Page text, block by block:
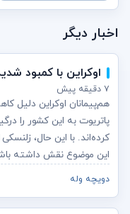
اخبار دیگر
اوکراین با کمبود
۷ دقیقه پیش
هم‌پیمانان اوکراین دلیل
پاتریوت به این کشور را
کرده‌اند. با این حال،
این موضوع نقش داشته
دویچه وله